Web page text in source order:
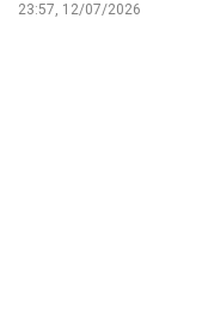
23:57, 12/07/2026